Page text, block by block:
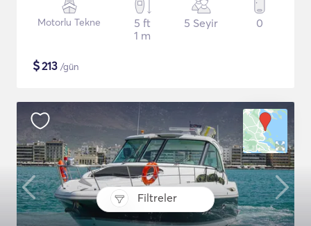
Filtreler
Motorlu Tekne
5 ft
1 m
5 Seyir 0
$213 /gün